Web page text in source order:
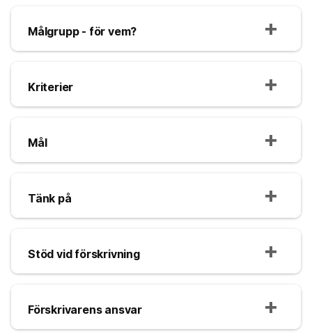
Målgrupp - för vem?
Kriterier
Mål
Tänk på
Stöd vid förskrivning
Förskrivarens ansvar